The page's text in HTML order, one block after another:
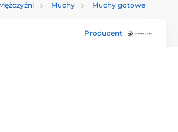
Muchy Muchy gotowe
Producent